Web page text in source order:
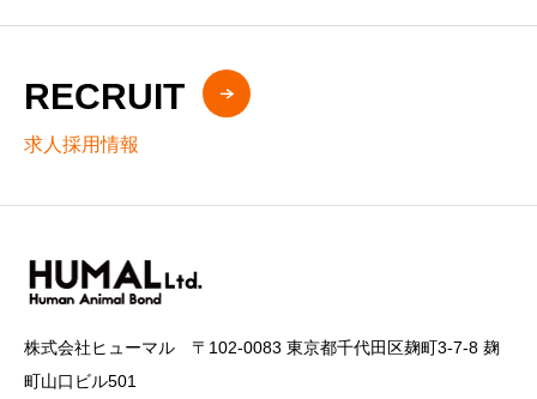
RECRUIT
求人採用情報
株式会社ヒューマル 〒102-0083 東京都千代田区麹町3-7-8 麹
町山口ビル501